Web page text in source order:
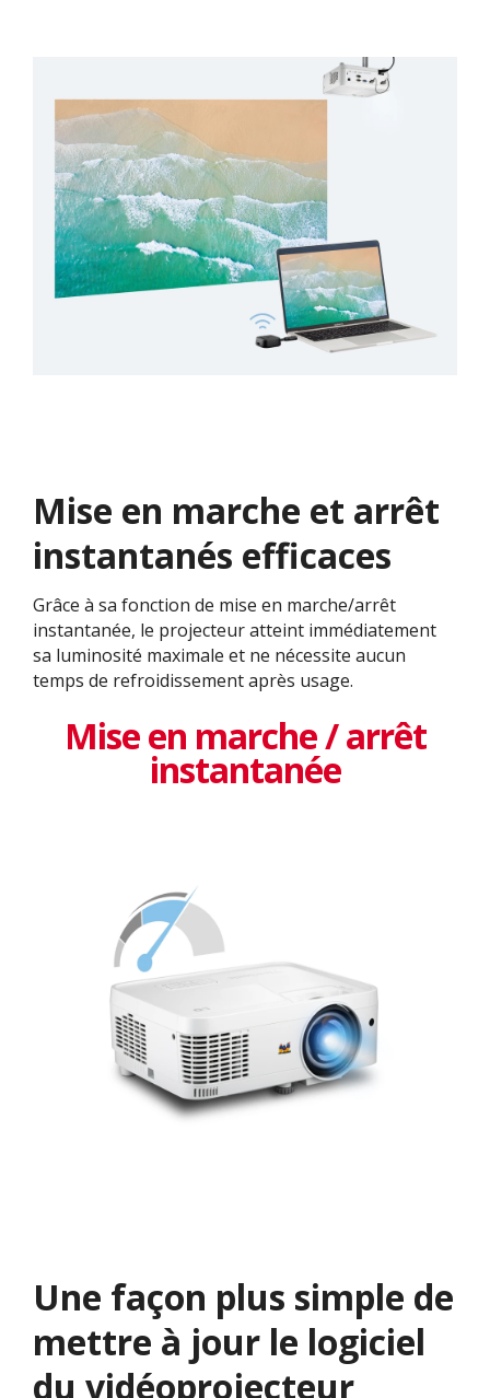
Mise en marche et arrêt
instantanés efficaces
Grâce à sa fonction de mise en marche/arrêt
instantanée, le projecteur atteint immédiatement
sa luminosité maximale et ne nécessite aucun
temps de refroidissement après usage.
Mise en marche / arrêt
instantanée
Une façon plus simple de
mettre à jour le logiciel
du vidéoprojecteur